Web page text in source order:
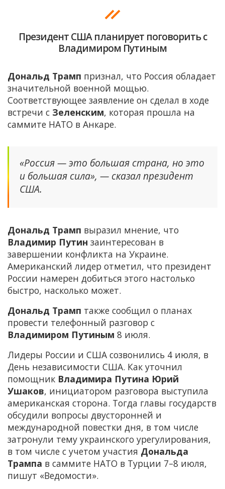
Президент США планирует поговорить с
Владимиром Путиным
Дональд Трамп признал, что Россия обладает
значительной военной мощью.
Соответствующее заявление он сделал в ходе
встречи с Зеленским, которая прошла на
саммите НАТО в Анкаре.
«Россия — это большая страна, но это
и большая сила», — сказал президент
США.
Дональд Трамп выразил мнение, что
Владимир Путин заинтересован в
завершении конфликта на Украине.
Американский лидер отметил, что президент
России намерен добиться этого настолько
быстро, насколько может.
Дональд Трамп также сообщил о планах
провести телефонный разговор с
Владимиром Путиным 8 июля.
Лидеры России и США созвонились 4 июля, в
День независимости США. Как уточнил
помощник Владимира Путина Юрий
Ушаков, инициатором разговора выступила
американская сторона. Тогда главы государств
обсудили вопросы двусторонней и
международной повестки дня, в том числе
затронули тему украинского урегулирования,
в том числе с учетом участия Дональда
Трампа в саммите НАТО в Турции 7–8 июля,
пишут «Ведомости».